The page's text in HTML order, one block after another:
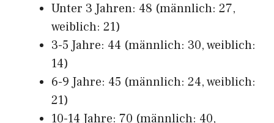
Unter 3 Jahren: 48 (männlich: 27,
weiblich: 21)
3-5 Jahre: 44 (männlich: 30, weiblich:
14)
6-9 Jahre: 45 (männlich: 24, weiblich:
21)
10-14 Jahre: 70 (männlich: 40,